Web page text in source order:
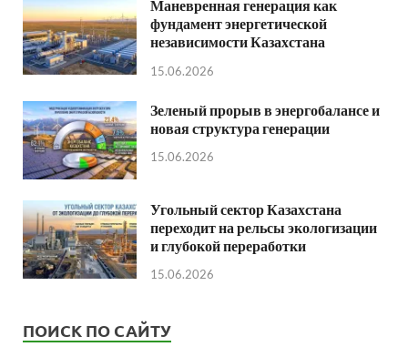
Маневренная генерация как
фундамент энергетической
независимости Казахстана
15.06.2026
Зеленый прорыв в энергобалансе и
новая структура генерации
15.06.2026
Угольный сектор Казахстана
переходит на рельсы экологизации
и глубокой переработки
15.06.2026
ПОИСК ПО САЙТУ